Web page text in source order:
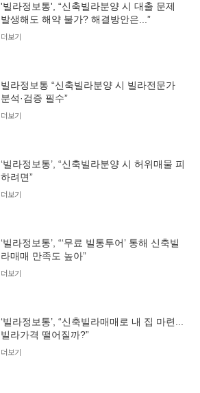
'빌라정보통', “신축빌라분양 시 대출 문제
발생해도 해약 불가? 해결방안은...”
더보기
빌라정보통 “신축빌라분양 시 빌라전문가
분석·검증 필수”
더보기
‘빌라정보통’, “신축빌라분양 시 허위매물 피
하려면”
더보기
‘빌라정보통’, “‘무료 빌통투어’ 통해 신축빌
라매매 만족도 높아”
더보기
‘빌라정보통’, “신축빌라매매로 내 집 마련...
빌라가격 떨어질까?”
더보기